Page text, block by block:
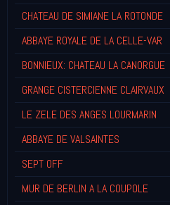
CHATEAU DE SIMIANE LA ROTONDE
ABBAYE ROYALE DE LA CELLE-VAR
BONNIEUX: CHATEAU LA CANORGUE
GRANGE CISTERCIENNE CLAIRVAUX
LE ZELE DES ANGES LOURMARIN
ABBAYE DE VALSAINTES
SEPT OFF
MUR DE BERLIN A LA COUPOLE